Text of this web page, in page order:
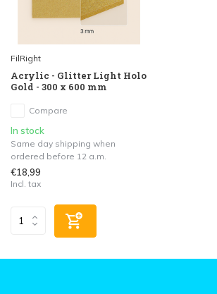
FilRight
Acrylic - Glitter Light Holo
Gold - 300 x 600 mm
Compare
In stock
Same day shipping when
ordered before 12 a.m.
€18,99
Incl. tax